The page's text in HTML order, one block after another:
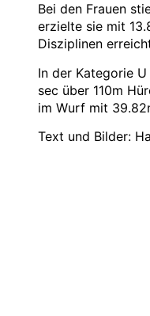
Bei den Frauen
erzielte sie mit
Disziplinen
In der Kategorie
sec über 110m
im Wurf mit
Text und Bilder: